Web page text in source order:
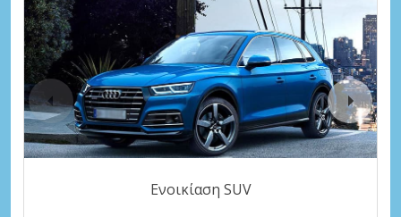
Ενοικίαση SUV